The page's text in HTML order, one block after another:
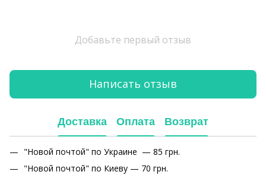
Добавьте первый отзыв
Написать отзыв
Доставка Оплата Возврат
"Новой почтой" по Украине — 85 грн.
"Новой почтой" по Киеву — 70 грн.